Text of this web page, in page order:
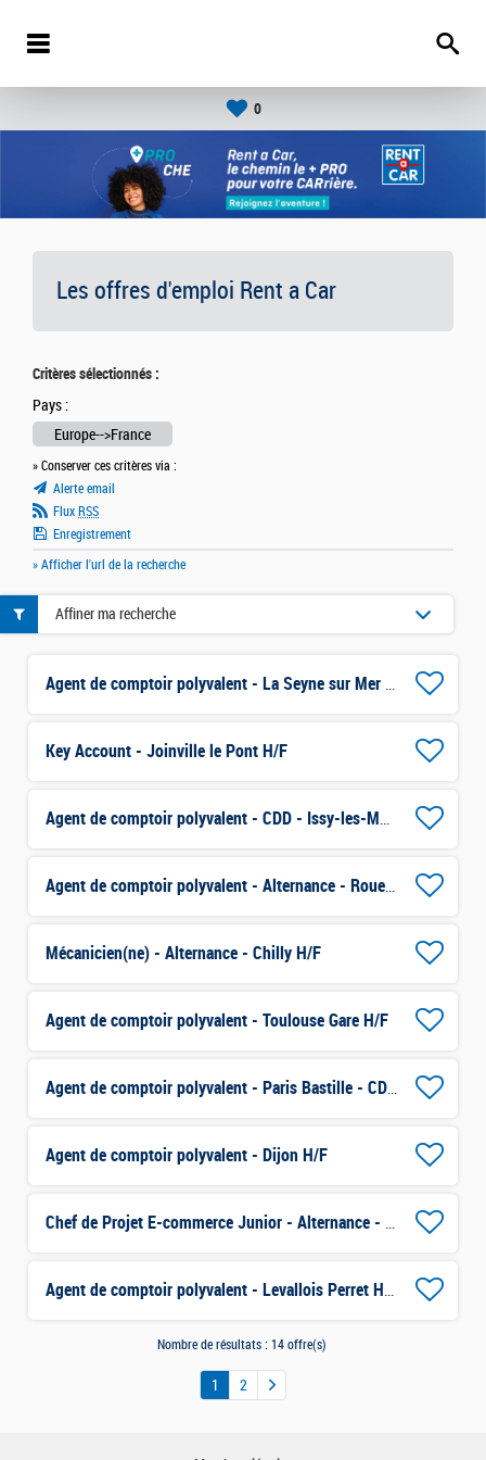
0
Les offres d'emploi Rent a Car
Critères sélectionnés :
Pays :
Europe-->France
» Conserver ces critères via :
Alerte email
Flux RSS
Enregistrement
» Afficher l'url de la recherche
Agent de comptoir polyvalent - La Seyne sur Mer H/F
Key Account - Joinville le Pont H/F
Agent de comptoir polyvalent - CDD - Issy-les-Moulineaux H/F
Agent de comptoir polyvalent - Alternance - Rouen H/F
Mécanicien(ne) - Alternance - Chilly H/F
Agent de comptoir polyvalent - Toulouse Gare H/F
Agent de comptoir polyvalent - Paris Bastille - CDD H/F
Agent de comptoir polyvalent - Dijon H/F
Chef de Projet E-commerce Junior - Alternance - Joinville H/F
Agent de comptoir polyvalent - Levallois Perret H/F
Affiner ma recherche
Nombre de résultats : 14 offre(s)
1 2